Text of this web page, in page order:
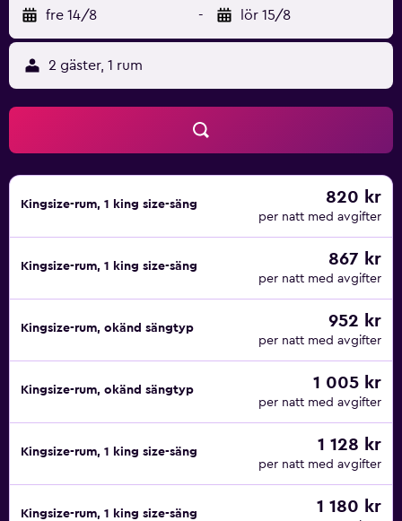
fre 14/8 - lör 15/8
2 gäster, 1 rum
Kingsize-rum, 1 king size-säng 820 kr
per natt med avgifter
Kingsize-rum, 1 king size-säng 867 kr
per natt med avgifter
Kingsize-rum, okänd sängtyp 952 kr
per natt med avgifter
Kingsize-rum, okänd sängtyp 1 005 kr
per natt med avgifter
Kingsize-rum, 1 king size-säng 1 128 kr
per natt med avgifter
Kingsize-rum, 1 king size-säng 1 180 kr